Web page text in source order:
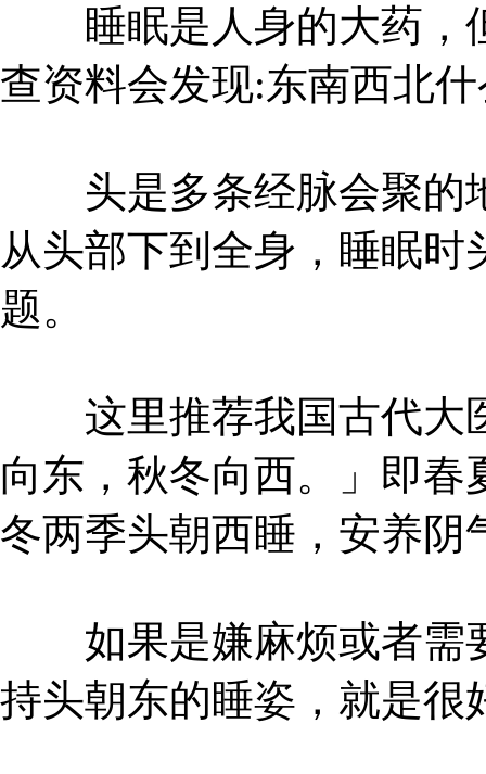
睡眠是人身的大药，
查资料会发现:东南西北
头是多条经脉会聚的
从头部下到全身，睡眠
题。
这里推荐我国古代大
向东，秋冬向西。」即
冬两季头朝西睡，安养阴
如果是嫌麻烦或者需
持头朝东的睡姿，就是很